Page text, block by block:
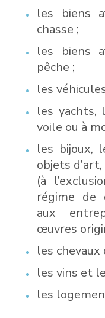
les biens
chasse ;
les biens
pêche ;
les
les yachts,
voile ou à
les bijoux,
objets
(à
régime de
aux
œuvres
les chevaux
les vins et
les